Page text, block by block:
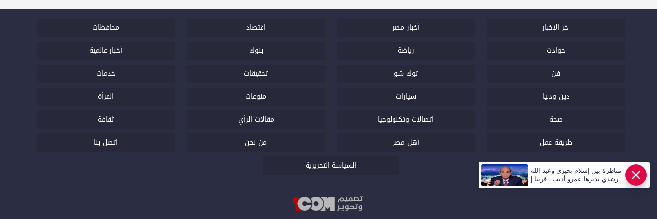
اخر الاخبار أخبار مصر اقتصاد
محافظات
حوادث
رياضة بنوك
أخبار عالمية
فن
توك شو تحقيقات
خدمات
دين ودنيا
سيارات منوعات
المرأة
صحة
اتصالات وتكنولوجيا مقالات الرأي
ثقافة
طريقة عمل
أهل مصر من نحن
اتصل بنا
السياسة التحريرية
مناظرة بين إسلام بحيري وعبد الله
رشدي يديرها عمرو أديب.. قريبا |
أهل مصر